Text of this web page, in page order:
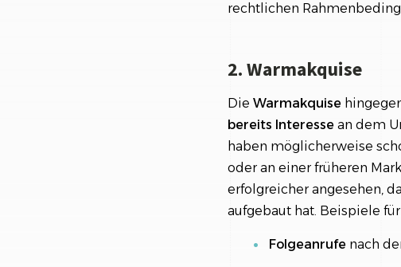
rechtlichen
2. Warmakquise
Die Warmakquise
bereits Interessean dem
haben möglicherweise
oder an einer früheren
erfolgreicher angesehen,
aufgebaut hat. Beispiele
Folgeanrufenach